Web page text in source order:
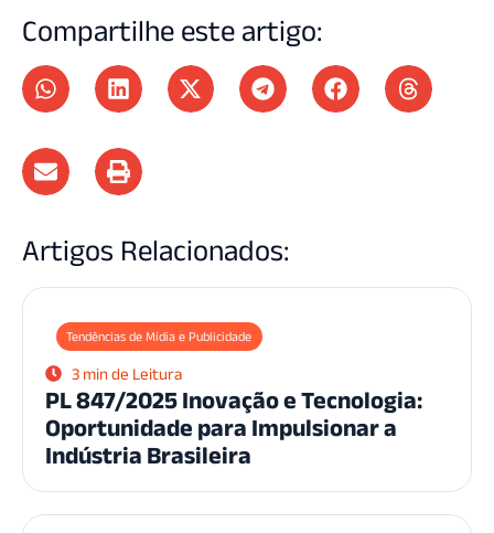
Compartilhe este artigo:
Artigos Relacionados:
Tendências de Mídia e Publicidade
3 min de Leitura
PL 847/2025 Inovação e Tecnologia:
Oportunidade para Impulsionar a
Indústria Brasileira